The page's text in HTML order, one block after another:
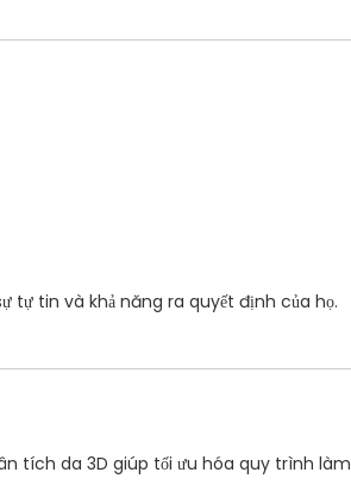
tự tin và khả năng ra quyết định của họ.
tích da 3D giúp tối ưu hóa quy trình làm